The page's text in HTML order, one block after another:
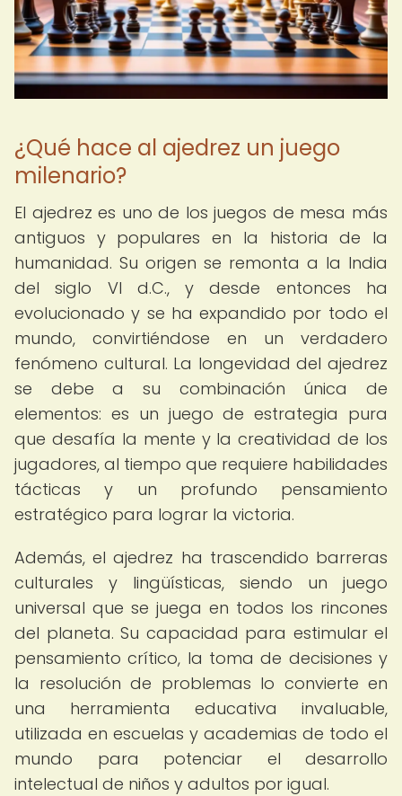
¿Qué hace al ajedrez un juego
milenario?
El ajedrez es uno de los juegos de mesa más
antiguos y populares en la historia de la
humanidad. Su origen se remonta a la India
del siglo VI d.C., y desde entonces ha
evolucionado y se ha expandido por todo el
mundo, convirtiéndose en un verdadero
fenómeno cultural. La longevidad del ajedrez
se debe a su combinación única de
elementos: es un juego de estrategia pura
que desafía la mente y la creatividad de los
jugadores, al tiempo que requiere habilidades
tácticas y un profundo pensamiento
estratégico para lograr la victoria.
Además, el ajedrez ha trascendido barreras
culturales y lingüísticas, siendo un juego
universal que se juega en todos los rincones
del planeta. Su capacidad para estimular el
pensamiento crítico, la toma de decisiones y
la resolución de problemas lo convierte en
una herramienta educativa invaluable,
utilizada en escuelas y academias de todo el
mundo para potenciar el desarrollo
intelectual de niños y adultos por igual.